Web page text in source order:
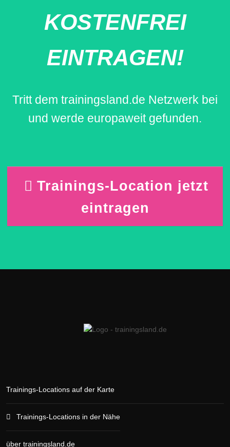
KOSTENFREI
EINTRAGEN!
Tritt dem trainingsland.de Netzwerk bei
und werde europaweit gefunden.
Trainings-Location jetzt
eintragen
Trainings-Locations auf der Karte
Trainings-Locations in der Nähe
über trainingsland.de